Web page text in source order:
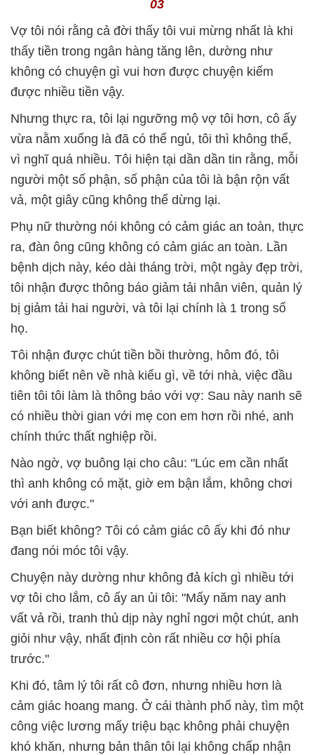
03
Vợ tôi nói rằng cả đời thấy tôi vui mừng nhất là khi
thấy tiền trong ngân hàng tăng lên, dường như
không có chuyện gì vui hơn được chuyện kiếm
được nhiều tiền vậy.
Nhưng thực ra, tôi lại ngưỡng mộ vợ tôi hơn, cô ấy
vừa nằm xuống là đã có thể ngủ, tôi thì không thể,
vì nghĩ quá nhiều. Tôi hiện tại dần dần tin rằng, mỗi
người một số phận, số phận của tôi là bận rộn vất
vả, một giây cũng không thể dừng lại.
Phụ nữ thường nói không có cảm giác an toàn, thực
ra, đàn ông cũng không có cảm giác an toàn. Lần
bệnh dịch này, kéo dài tháng trời, một ngày đẹp trời,
tôi nhận được thông báo giảm tải nhân viên, quản lý
bị giảm tải hai người, và tôi lại chính là 1 trong số
họ.
Tôi nhận được chút tiền bồi thường, hôm đó, tôi
không biết nên về nhà kiểu gì, về tới nhà, việc đầu
tiên tôi tôi làm là thông báo với vợ: Sau này nanh sẽ
có nhiều thời gian với mẹ con em hơn rồi nhé, anh
chính thức thất nghiệp rồi.
Nào ngờ, vợ buông lại cho câu: "Lúc em cần nhất
thì anh không có mặt, giờ em bận lắm, không chơi
với anh được."
Bạn biết không? Tôi có cảm giác cô ấy khi đó như
đang nói móc tôi vậy.
Chuyện này dường như không đả kích gì nhiều tới
vợ tôi cho lắm, cô ấy an ủi tôi: "Mấy năm nay anh
vất vả rồi, tranh thủ dịp này nghỉ ngơi một chút, anh
giỏi như vậy, nhất định còn rất nhiều cơ hội phía
trước."
Khi đó, tâm lý tôi rất cô đơn, nhưng nhiều hơn là
cảm giác hoang mang. Ở cái thành phố này, tìm một
công việc lương mấy triệu bạc không phải chuyện
khó khăn, nhưng bản thân tôi lại không chấp nhận